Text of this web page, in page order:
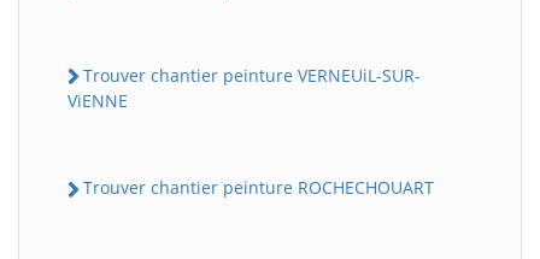
Trouver chantier peinture VERNEUiL-SUR-
ViENNE
Trouver chantier peinture ROCHECHOUART